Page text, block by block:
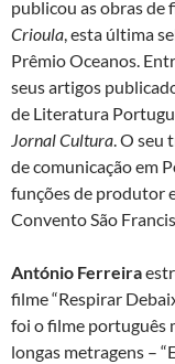
publicou as obras de
Crioula, esta última
Prêmio Oceanos.
seus artigos
de Literatura
Jornal Cultura. O seu
de comunicação em
funções de produtor
Convento São
António Ferreira
filme “Respirar
foi o filme português
longas metragens –